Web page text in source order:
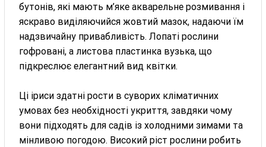
бутонів, які мають м’яке акварельне розмивання і
яскраво виділяючийся жовтий мазок, надаючи їм
надзвичайну привабливість. Лопаті рослини
гофровані, а листова пластинка вузька, що
підкреслює елегантний вид квітки.
Ці іриси здатні рости в суворих кліматичних
умовах без необхідності укриття, завдяки чому
вони підходять для садів із холодними зимами та
мінливою погодою. Високий ріст рослини робить